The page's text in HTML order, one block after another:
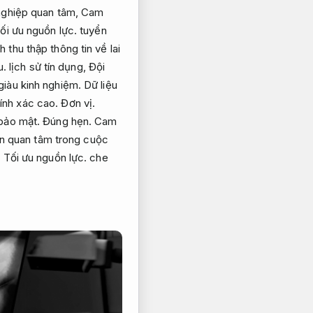
quan tâm,Cam
ưu nguồn lực. tuyển
thu thập thông tin về lai
lịch sử tín dụng, Đội
kinh nghiệm. Dữ liệu
xác cao.Đơn vị.
mật.Đúng hẹn. Cam
quan tâm trong cuộc
Tối ưu nguồn lực. che